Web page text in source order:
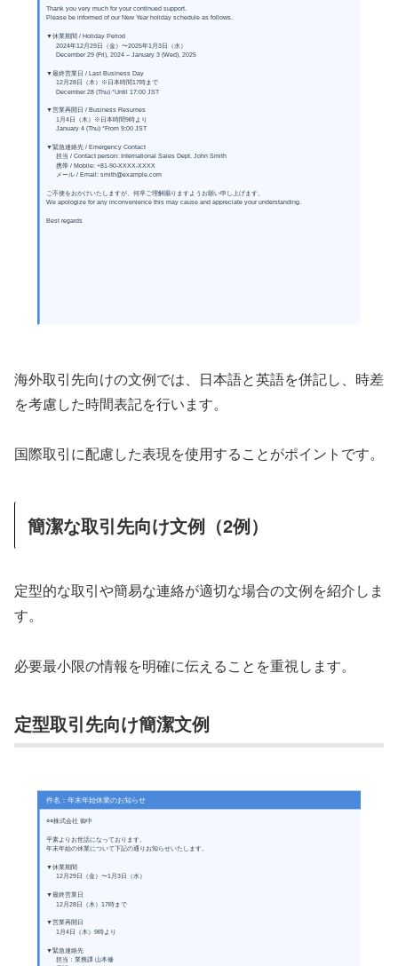
Thank you very much for your continued support.
Please be informed of our New Year holiday schedule as follows.
▼休業期間 / Holiday Period
2024年12月29日（金）〜2025年1月3日（水）
December 29 (Fri), 2024 – January 3 (Wed), 2025
▼最終営業日 / Last Business Day
12月28日（木）※日本時間17時まで
December 28 (Thu) *Until 17:00 JST
▼営業再開日 / Business Resumes
1月4日（木）※日本時間9時より
January 4 (Thu) *From 9:00 JST
▼緊急連絡先 / Emergency Contact
担当 / Contact person: International Sales Dept. John Smith
携帯 / Mobile: +81-90-XXXX-XXXX
メール / Email: smith@example.com
ご不便をおかけいたしますが、何卒ご理解賜りますようお願い申し上げます。
We apologize for any inconvenience this may cause and appreciate your understanding.
Best regards
海外取引先向けの文例では、日本語と英語を併記し、時差
を考慮した時間表記を行います。
国際取引に配慮した表現を使用することがポイントです。
簡潔な取引先向け文例（2例）
定型的な取引や簡易な連絡が適切な場合の文例を紹介しま
す。
必要最小限の情報を明確に伝えることを重視します。
定型取引先向け簡潔文例
件名：年末年始休業のお知らせ
○○株式会社 御中
平素よりお世話になっております。
年末年始の休業について下記の通りお知らせいたします。
▼休業期間
12月29日（金）〜1月3日（水）
▼最終営業日
12月28日（木）17時まで
▼営業再開日
1月4日（木）9時より
▼緊急連絡先
担当：業務課 山本修